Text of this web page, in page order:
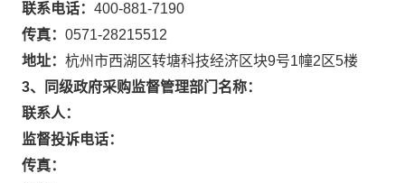
联系电话： 400-881-7190
传真： 0571-28215512
地址： 杭州市西湖区转塘科技经济区块9号1幢2区5楼
3、同级政府采购监督管理部门名称：
联系人：
监督投诉电话：
传真：